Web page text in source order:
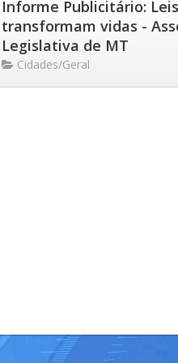
Informe Publicitário:
transformam vidas -
Legislativa de MT
Cidades/Geral